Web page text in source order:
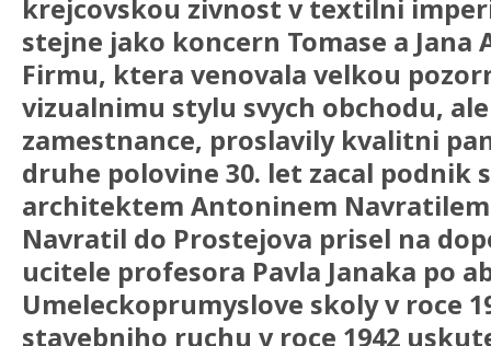
krejcovskou zivnost v textilni
stejne jako koncern Tomase a Jana
Firmu, ktera venovala velkou
vizualnimu stylu svych obchodu,
zamestnance, proslavily kvalitni
druhe polovine 30. let zacal podnik
architektem Antoninem Navratilem
Navratil do Prostejova prisel na
ucitele profesora Pavla Janaka po
Umeleckoprumyslove skoly v roce
stavebniho ruchu v roce 1942